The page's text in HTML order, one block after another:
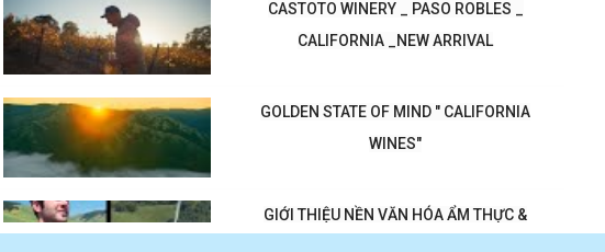
CASTOTO WINERY _ PASO ROBLES _
CALIFORNIA _NEW ARRIVAL
GOLDEN STATE OF MIND " CALIFORNIA
WINES"
GIỚI THIỆU NỀN VĂN HÓA ẨM THỰC &